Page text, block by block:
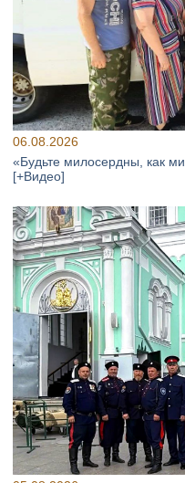
06.08.2026
«Будьте милосердны, как
[+Видео]